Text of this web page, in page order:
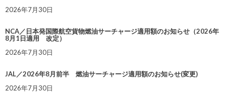
2026年7月30日
NCA／日本発国際航空貨物燃油サーチャージ適用額のお知らせ（2026年
8月1日適用 改定）
2026年7月30日
JAL／2026年8月前半 燃油サーチャージ適用額のお知らせ(変更)
2026年7月30日